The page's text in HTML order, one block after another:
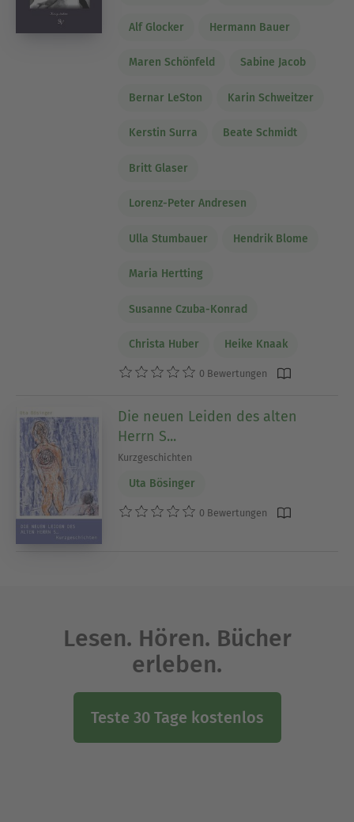
Alf Glocker Hermann Bauer
Maren Schönfeld Sabine Jacob
Bernar LeSton Karin Schweitzer
Kerstin Surra Beate Schmidt
Britt Glaser
Lorenz-Peter Andresen
Ulla Stumbauer Hendrik Blome
Maria Hertting
Susanne Czuba-Konrad
Christa Huber Heike Knaak
0 Bewertungen
Die neuen Leiden des alten
Herrn S...
Kurzgeschichten
Uta Bösinger
0 Bewertungen
Lesen. Hören. Bücher
erleben.
Teste 30 Tage kostenlos